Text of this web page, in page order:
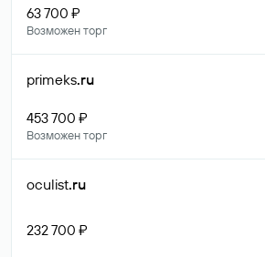
63 700 ₽
Возможен торг
primeks.ru
453 700 ₽
Возможен торг
oculist.ru
232 700 ₽